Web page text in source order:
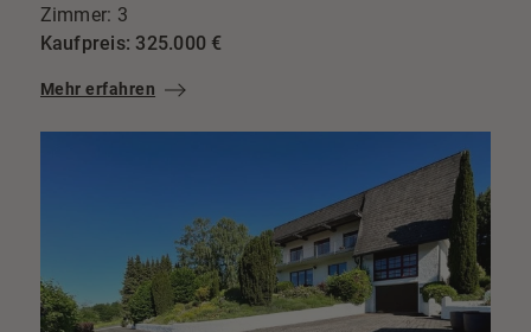
Zimmer: 3
Kaufpreis: 325.000 €
Mehr erfahren